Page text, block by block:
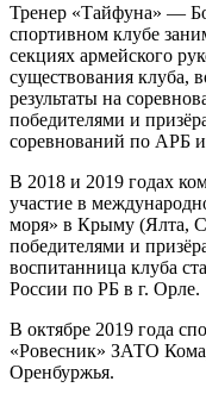
Тренер «Тайфуна» —
спортивном клубе
секциях армейского
существования клуба,
результаты на
победителями и
соревнований по АРБ
В 2018 и 2019 годах
участие в
моря» в Крыму (Ялта,
победителями и
воспитанница клуба
России по РБ в г. Орле.
В октябре 2019 года
«Ровесник» ЗАТО
Оренбуржья.